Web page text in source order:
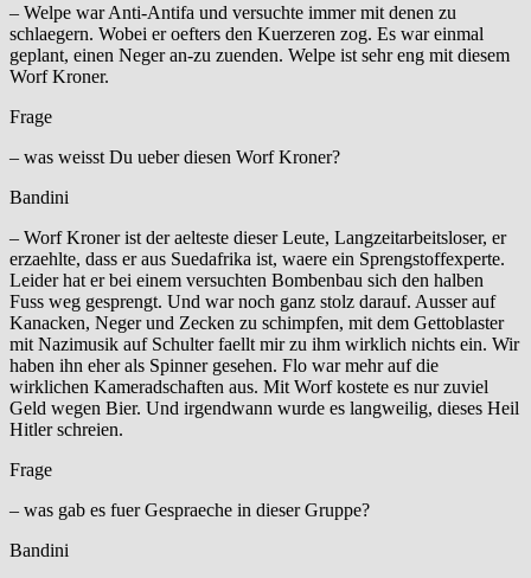
– Welpe war Anti-Antifa und versuchte immer mit denen zu
schlaegern. Wobei er oefters den Kuerzeren zog. Es war einmal
geplant, einen Neger an-zu zuenden. Welpe ist sehr eng mit diesem
Worf Kroner.
Frage
– was weisst Du ueber diesen Worf Kroner?
Bandini
– Worf Kroner ist der aelteste dieser Leute, Langzeitarbeitsloser, er
erzaehlte, dass er aus Suedafrika ist, waere ein Sprengstoffexperte.
Leider hat er bei einem versuchten Bombenbau sich den halben
Fuss weg gesprengt. Und war noch ganz stolz darauf. Ausser auf
Kanacken, Neger und Zecken zu schimpfen, mit dem Gettoblaster
mit Nazimusik auf Schulter faellt mir zu ihm wirklich nichts ein. Wir
haben ihn eher als Spinner gesehen. Flo war mehr auf die
wirklichen Kameradschaften aus. Mit Worf kostete es nur zuviel
Geld wegen Bier. Und irgendwann wurde es langweilig, dieses Heil
Hitler schreien.
Frage
– was gab es fuer Gespraeche in dieser Gruppe?
Bandini